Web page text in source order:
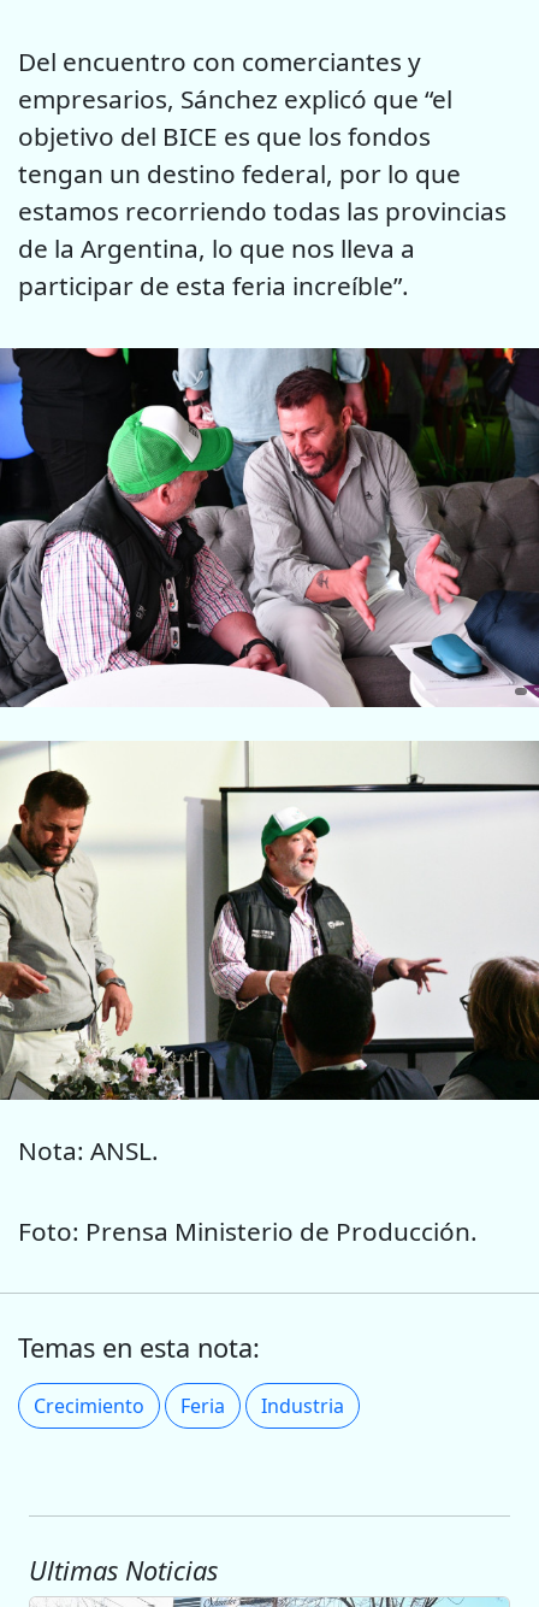
Del encuentro con comerciantes y
empresarios, Sánchez explicó que “el
objetivo del BICE es que los fondos
tengan un destino federal, por lo que
estamos recorriendo todas las provincias
de la Argentina, lo que nos lleva a
participar de esta feria increíble”.
Nota: ANSL.
Foto: Prensa Ministerio de Producción.
Temas en esta nota:
Crecimiento Feria Industria
Ultimas Noticias